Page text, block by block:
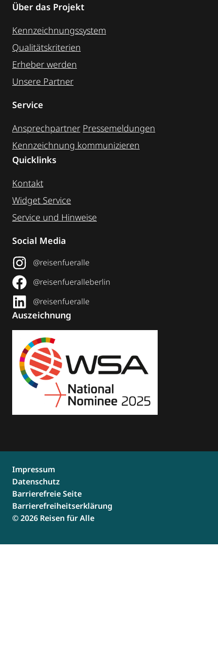
Über das Projekt
Kennzeichnungssystem
Qualitätskriterien
Erheber werden
Unsere Partner
Service
Ansprechpartner Pressemeldungen
Kennzeichnung ­kommunizieren
Quicklinks
Kontakt
Widget Service
Service und Hinweise
Social Media
@reisenfueralle
@reisenfueralleberlin
@reisenfueralle
Auszeichnung
© 2026 Reisen für Alle
Impressum
Datenschutz
Barrierefreie Seite
Barrierefreiheitserklärung